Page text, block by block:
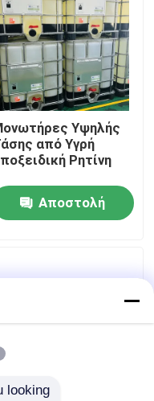
Υψηλής
από Υγρή
Ρητίνη
Αποστολή
looking